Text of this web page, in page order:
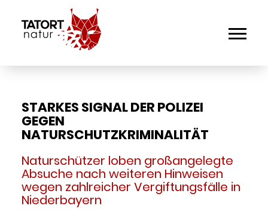
STARKES SIGNAL DER POLIZEI
GEGEN
NATURSCHUTZKRIMINALITÄT
Naturschützer loben großangelegte
Absuche nach weiteren Hinweisen
wegen zahlreicher Vergiftungsfälle in
Niederbayern